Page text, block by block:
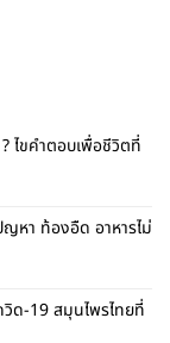
ไขคำตอบเพื่อชีวิตที่
หา ท้องอืด อาหารไม่
วิด-19 สมุนไพรไทยที่